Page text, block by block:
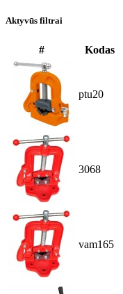
Aktyvūs filtrai
# Kodas
ptu20
3068
vam165